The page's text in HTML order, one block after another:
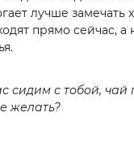
лучше
прямо сейчас, а
сидим с тобой, чай
желать?